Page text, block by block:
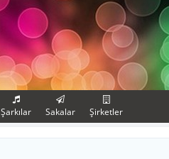
Şarkılar Sakalar Şirketler